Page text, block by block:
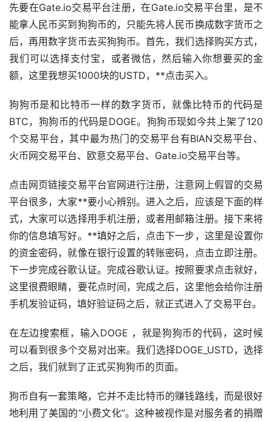
先要在Gate.io交易平台注册，在Gate.io交易平台里，是不
能拿人民币买到狗狗币的，只能先将人民币换成数字货币之
后，再用数字货币去买狗狗币。首先，我们选择购买方式，
我们可以选择支付宝 ，或者微信，然后输入你想要买的金
额，这里我想买1000块的USTD，**点击买入。
狗狗币是和比特币一样的数字货币，就像比特币的代码是
BTC，狗狗币的代码是DOGE。狗狗币现如今共上架了120
个交易平台，其中最为热门的交易平台有BIAN交易平台、
火币网交易平台、欧意交易平台、Gate.io交易平台等。
点击网页链接交易平台官网进行注册，注意网上假冒的交易
平台很多，大家**要小心辨别。进入之后，应该是下面的样
式，大家可以选择用手机注册，或者用邮箱注册。接下来将
你的信息填写好。**填好之后，点击下一步，这里是设置你
的资金密码，就像在银行设置的转账密码，点击立即注册。
下一步完成谷歌认证。完成谷歌认证。按照要求点击就好，
这里很费眼睛，要花点时间，完成之后，这里他会给你注册
手机发验证码，填好验证码之后，就正式进入了交易平台。
在左边搜索框，输入DOGE ，就是狗狗币的代码，这时候
可以看到很多个交易对出来。我们选择DOGE_USTD，选择
之后，我们就到了正式买狗狗币的页面。
狗币自有一套策略，它并不走比特币的赚钱路线，而是很好
地利用了美国的“小费文化”。这种被视作是对服务者的捐赠